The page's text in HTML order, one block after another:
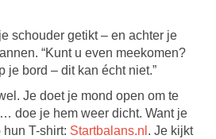
schouder getikt – en achter je
“Kunt u even meekomen?
je bord – dit kan écht niet.”
Je doet je mond open om te
doe je hem weer dicht. Want je
T-shirt: Startbalans.nl . Je kijkt